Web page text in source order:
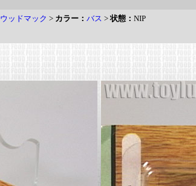
ウッドマック > カラー： バス >状態： NIP